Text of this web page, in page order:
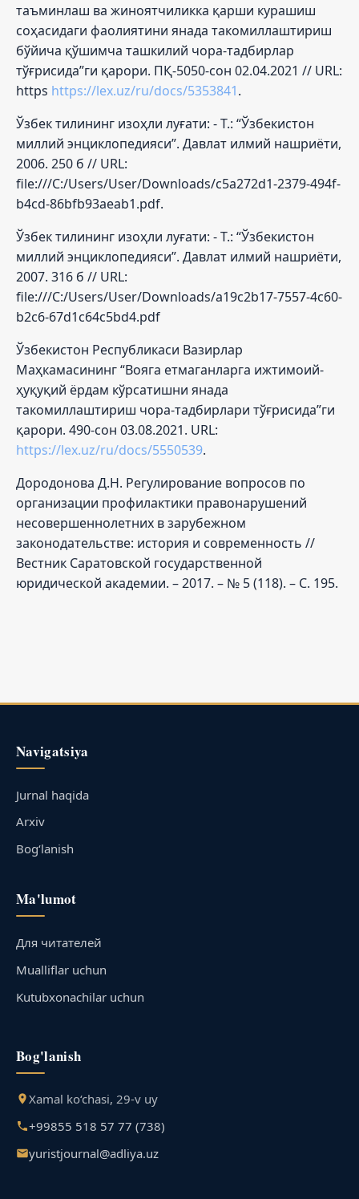
таъминлаш ва жиноятчиликка қарши курашиш
соҳасидаги фаолиятини янада такомиллаштириш
бўйича қўшимча ташкилий чора-тадбирлар
тўғрисида”ги қарори. ПҚ-5050-сон 02.04.2021 // URL:
https https://lex.uz/ru/docs/5353841.
Ўзбек тилининг изоҳли луғати: - Т.: “Ўзбекистон
миллий энциклопедияси”. Давлат илмий нашриёти,
2006. 250 б // URL:
file:///C:/Users/User/Downloads/c5a272d1-2379-494f-
b4cd-86bfb93aeab1.pdf.
Ўзбек тилининг изоҳли луғати: - Т.: “Ўзбекистон
миллий энциклопедияси”. Давлат илмий нашриёти,
2007. 316 б // URL:
file:///C:/Users/User/Downloads/a19c2b17-7557-4c60-
b2c6-67d1c64c5bd4.pdf
Ўзбекистон Республикаси Вазирлар
Маҳкамасининг “Вояга етмаганларга ижтимоий-
ҳуқуқий ёрдам кўрсатишни янада
такомиллаштириш чора-тадбирлари тўғрисида”ги
қарори. 490-сон 03.08.2021. URL:
https://lex.uz/ru/docs/5550539.
Дородонова Д.Н. Регулирование вопросов по
организации профилактики правонарушений
несовершеннолетних в зарубежном
законодательстве: история и современность //
Вестник Саратовской государственной
юридической академии. – 2017. – № 5 (118). – С. 195.
Navigatsiya
Jurnal haqida
Arxiv
Bog‘lanish
Ma'lumot
Для читателей
Mualliflar uchun
Kutubxonachilar uchun
Bog'lanish
Xamal ko‘chasi, 29-v uy
+99855 518 57 77 (738)
yuristjournal@adliya.uz